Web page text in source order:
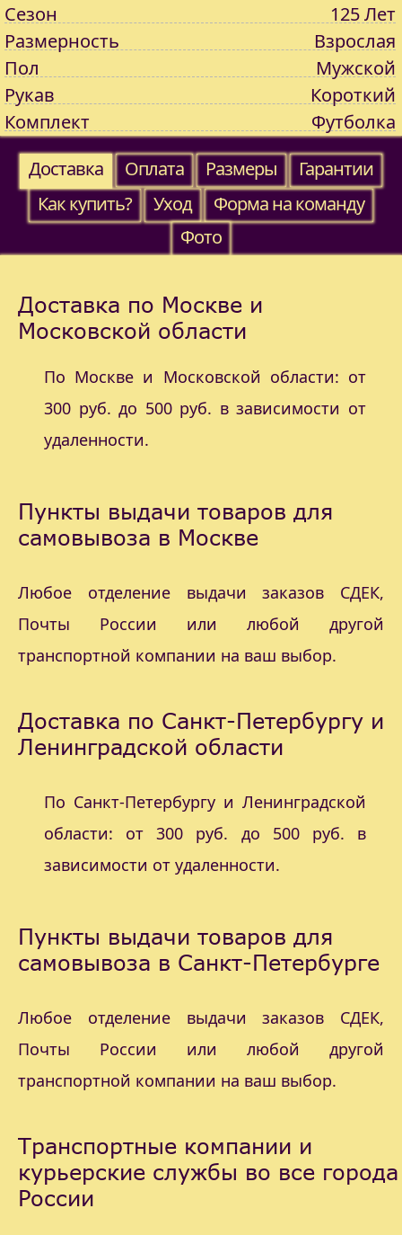
Сезон
125 Лет
Размерность
Взрослая
Пол
Мужской
Рукав
Короткий
Комплект
Футболка
Доставка
Оплата Размеры
Гарантии
Как купить?
Уход
Форма на команду
Фото
Доставка по Москве и
Московской области
По Москве и Московской области: от
300 руб. до 500 руб. в зависимости от
удаленности.
Пункты выдачи товаров для
самовывоза в Москве
Любое отделение выдачи заказов СДЕК,
Почты России или любой другой
транспортной компании на ваш выбор.
Доставка по Санкт-Петербургу и
Ленинградской области
По Санкт-Петербургу и Ленинградской
области: от 300 руб. до 500 руб. в
зависимости от удаленности.
Пункты выдачи товаров для
самовывоза в Санкт-Петербурге
Любое отделение выдачи заказов СДЕК,
Почты России или любой другой
транспортной компании на ваш выбор.
Транспортные компании и
курьерские службы во все города
России